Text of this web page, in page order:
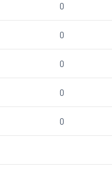
0
0
0
0
0